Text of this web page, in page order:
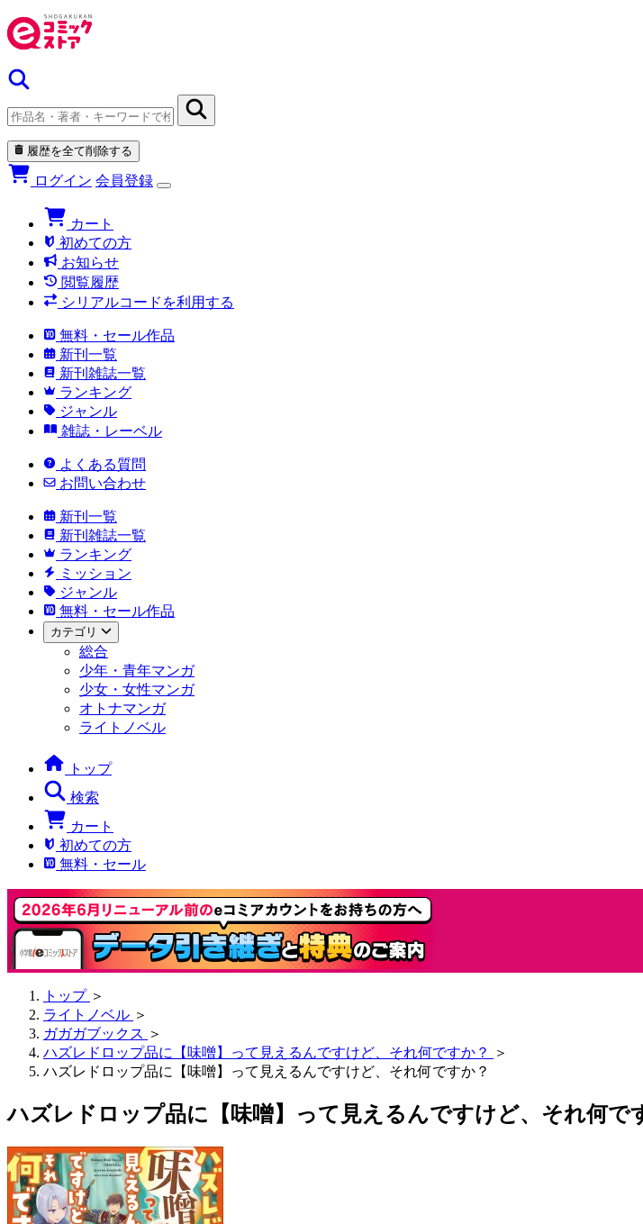
履歴を全て削除する
ログイン 会員登録
カート
初めての方
お知らせ
閲覧履歴
シリアルコードを利用する
無料・セール作品
新刊一覧
新刊雑誌一覧
ランキング
ジャンル
雑誌・レーベル
よくある質問
お問い合わせ
新刊一覧
新刊雑誌一覧
ランキング
ミッション
ジャンル
無料・セール作品
カテゴリ
総合
少年・青年マンガ
少女・女性マンガ
オトナマンガ
ライトノベル
トップ
検索
カート
初めての方
無料・セール
トップ ＞
ライトノベル ＞
ガガガブックス ＞
ハズレドロップ品に【味噌】って見えるんですけど、それ何ですか？
＞
ハズレドロップ品に【味噌】って見えるんですけど、それ何ですか？
ハズレドロップ品に【味噌】って見えるんですけど、それ何で